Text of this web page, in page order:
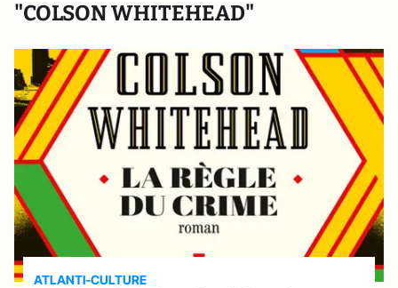
"COLSON WHITEHEAD"
ATLANTI-CULTURE